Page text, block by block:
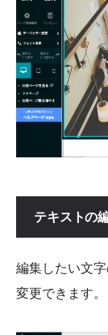
テキストの
編集したい文
変更できます。